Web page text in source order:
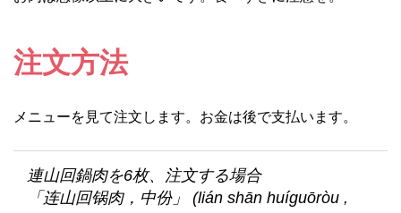
注文方法
メニューを見て注文します。お金は後で支払います。
連山回鍋肉を6枚、注文する場合
「连山回锅肉，中份」 (lián shān huíguōròu ,